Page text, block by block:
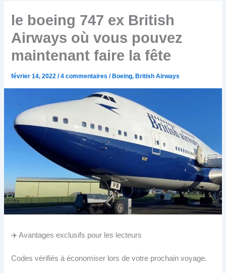
le boeing 747 ex British
Airways où vous pouvez
maintenant faire la fête
février 14, 2022/4 commentaires / Boeing, British Airways
✈️ Avantages exclusifs pour les lecteurs
Codes vérifiés à économiser lors de votre prochain voyage.